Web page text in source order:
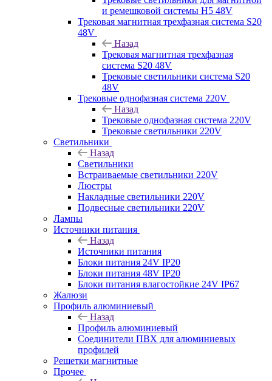
и ремешковой системы H5 48V
Трековая магнитная трехфазная система S20
48V
Назад
Трековая магнитная трехфазная
система S20 48V
Трековые светильники система S20
48V
Трековые однофазная система 220V
Назад
Трековые однофазная система 220V
Трековые светильники 220V
Светильники
Назад
Светильники
Встраиваемые светильники 220V
Люстры
Накладные светильники 220V
Подвесные светильники 220V
Лампы
Источники питания
Назад
Источники питания
Блоки питания 24V IP20
Блоки питания 48V IP20
Блоки питания влагостойкие 24V IP67
Жалюзи
Профиль алюминиевый
Назад
Профиль алюминиевый
Соединители ПВХ для алюминиевых
профилей
Решетки магнитные
Прочее